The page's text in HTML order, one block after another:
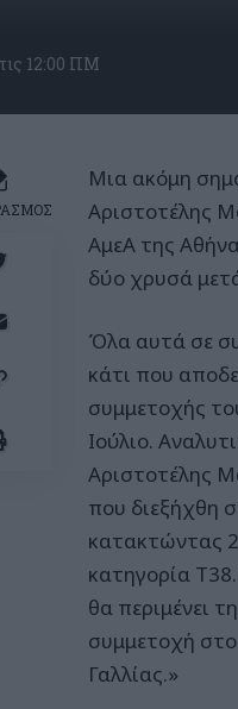
12:00 ΠΜ
Μια ακόμη
Αριστοτέλης
ΑμεΑ της
δύο χρυσά
Όλα αυτά σε
κάτι που
συμμετοχής
Ιούλιο.
Αριστοτέλης
που διεξήχθη
κατακτώντας
κατηγορία
θα περιμένει
συμμετοχή
Γαλλίας.»